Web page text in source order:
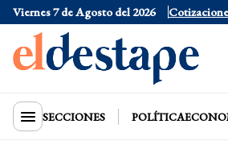
Viernes 7 de Agosto del 2026
Dólar Oficial $1520
SECCIONES POLÍTICA